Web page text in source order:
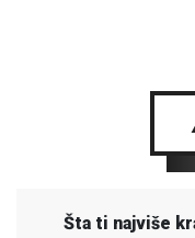
Šta ti najviše